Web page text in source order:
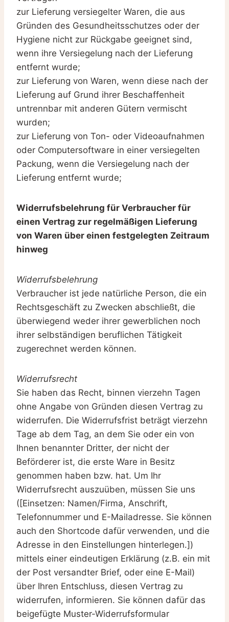
zur Lieferung versiegelter Waren, die aus
Gründen des Gesundheitsschutzes oder der
Hygiene nicht zur Rückgabe geeignet sind,
wenn ihre Versiegelung nach der Lieferung
entfernt wurde;
zur Lieferung von Waren, wenn diese nach der
Lieferung auf Grund ihrer Beschaffenheit
untrennbar mit anderen Gütern vermischt
wurden;
zur Lieferung von Ton- oder Videoaufnahmen
oder Computersoftware in einer versiegelten
Packung, wenn die Versiegelung nach der
Lieferung entfernt wurde;
Widerrufsbelehrung für Verbraucher für
einen Vertrag zur regelmäßigen Lieferung
von Waren über einen festgelegten Zeitraum
hinweg
Widerrufsbelehrung
Verbraucher ist jede natürliche Person, die ein
Rechtsgeschäft zu Zwecken abschließt, die
überwiegend weder ihrer gewerblichen noch
ihrer selbständigen beruflichen Tätigkeit
zugerechnet werden können.
Widerrufsrecht
Sie haben das Recht, binnen vierzehn Tagen
ohne Angabe von Gründen diesen Vertrag zu
widerrufen. Die Widerrufsfrist beträgt vierzehn
Tage ab dem Tag, an dem Sie oder ein von
Ihnen benannter Dritter, der nicht der
Beförderer ist, die erste Ware in Besitz
genommen haben bzw. hat. Um Ihr
Widerrufsrecht auszuüben, müssen Sie uns
([Einsetzen: Namen/Firma, Anschrift,
Telefonnummer und E-Mailadresse. Sie können
auch den Shortcode dafür verwenden, und die
Adresse in den Einstellungen hinterlegen.])
mittels einer eindeutigen Erklärung (z.B. ein mit
der Post versandter Brief, oder eine E-Mail)
über Ihren Entschluss, diesen Vertrag zu
widerrufen, informieren. Sie können dafür das
beigefügte Muster-Widerrufsformular